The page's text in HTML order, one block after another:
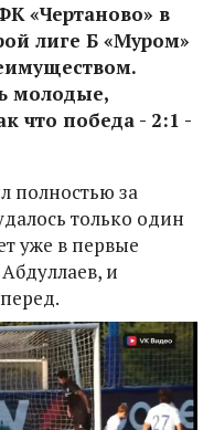
«Чертаново» в
лиге Б «Муром»
молодые,
что победа - 2:1 -
полностью за
только один
уже в первые
и